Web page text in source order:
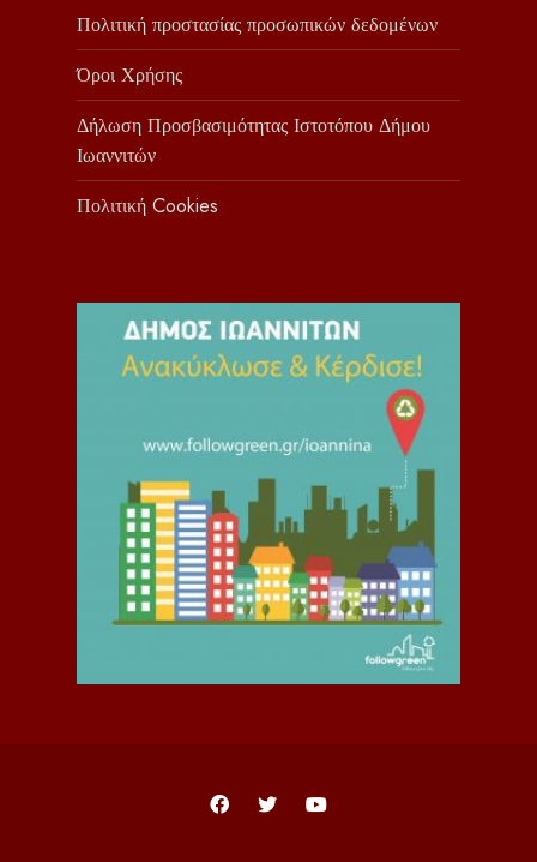
Πολιτική προστασίας προσωπικών δεδομένων
Όροι Χρήσης
Δήλωση Προσβασιμότητας Ιστοτόπου Δήμου
Ιωαννιτών
Πολιτική Cookies